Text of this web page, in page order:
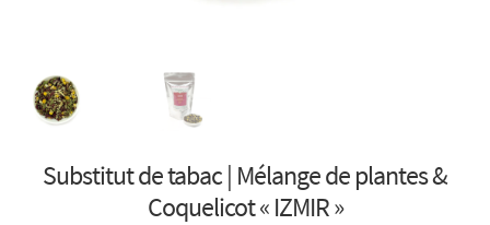
Substitut de tabac | Mélange de plantes &
Coquelicot « IZMIR »